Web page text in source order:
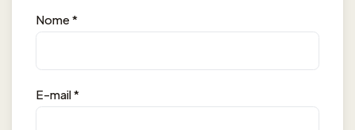
Nome*
E-mail*